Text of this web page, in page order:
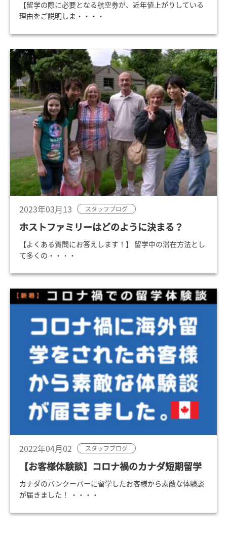
【留学の際に必要となる航空券が、近年値上がりしている
理由をご説明しま・・・・
2023年03月13 スタッフブログ
ホストファミリーはどのように決まる？
【よくある質問にお答えします！】 留学中の滞在方法とし
て多くの・・・・
2022年04月02 スタッフブログ
【お客様体験談】コロナ禍のカナダ短期留学
カナダのバンクーバーに留学したお客様から素敵な体験談
が届きました！ ・・・・